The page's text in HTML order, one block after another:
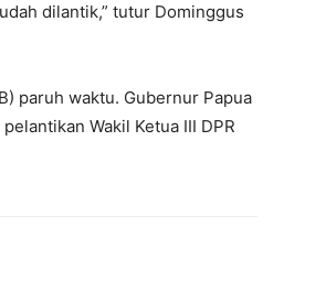
dilantik,” tutur Dominggus
paruh waktu. Gubernur Papua
Wakil Ketua III DPR